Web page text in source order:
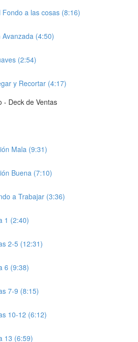
a las cosas (8:16)
(4:50)
(2:54)
y Recortar (4:17)
- Deck de Ventas
Mala (9:31)
Buena (7:10)
a Trabajar (3:36)
1 (2:40)
2-5 (12:31)
6 (9:38)
7-9 (8:15)
10-12 (6:12)
13 (6:59)